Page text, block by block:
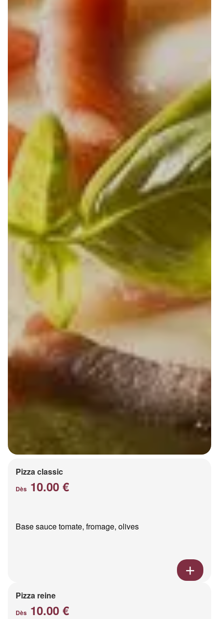
Pizza classic
Dès 10.00 €
Base sauce tomate, fromage, olives
Pizza reine
Dès 10.00 €